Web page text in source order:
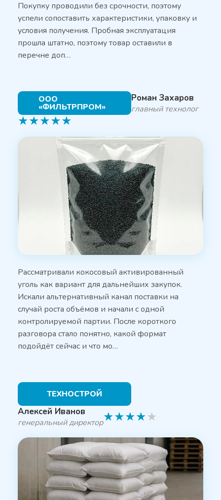
Покупку проводили без срочности, поэтому
успели сопоставить характеристики, упаковку и
условия получения. Пробная эксплуатация
прошла штатно, поэтому товар оставили в
перечне доп…
ООО
«ФИЛЬТРПРОМ»
Роман Захаров
главный технолог
★★★★★
Рассматривали кокосовый активированный
уголь как вариант для дальнейших закупок.
Искали альтернативный канал поставки на
случай роста объёмов и начали с одной
контролируемой партии. После короткого
разговора стало понятно, какой формат
подойдёт сейчас и что мо…
ТЕХНОСТРОЙ
Алексей Иванов
генеральный директор★★★★★